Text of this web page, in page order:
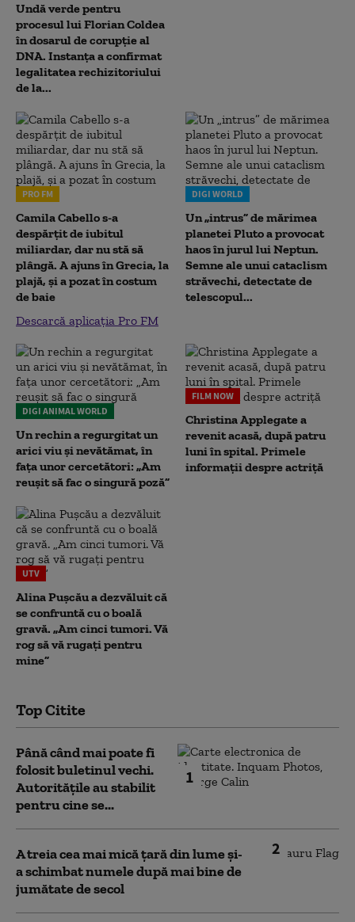
Undă verde pentru
procesul lui Florian Coldea
în dosarul de corupție al
DNA. Instanța a confirmat
legalitatea rechizitoriului
de la...
PRO FM
Camila Cabello s-a
despărțit de iubitul
miliardar, dar nu stă să
plângă. A ajuns în Grecia, la
plajă, și a pozat în costum
de baie
Descarcă aplicația Pro FM
DIGI WORLD
Un „intrus” de mărimea
planetei Pluto a provocat
haos în jurul lui Neptun.
Semne ale unui cataclism
străvechi, detectate de
telescopul...
DIGI ANIMAL WORLD
Un rechin a regurgitat un
arici viu și nevătămat, în
fața unor cercetători: „Am
reușit să fac o singură poză”
FILM NOW
Christina Applegate a
revenit acasă, după patru
luni în spital. Primele
informații despre actriță
UTV
Alina Pușcău a dezvăluit că
se confruntă cu o boală
gravă. „Am cinci tumori. Vă
rog să vă rugați pentru
mine”
Top Citite
1
Până când mai poate fi
folosit buletinul vechi.
Autoritățile au stabilit
pentru cine se...
2
A treia cea mai mică țară din lume și-
a schimbat numele după mai bine de
jumătate de secol